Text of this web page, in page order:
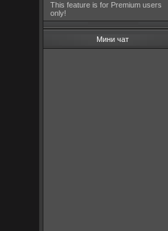
This feature is for Premium users
only!
Мини чат